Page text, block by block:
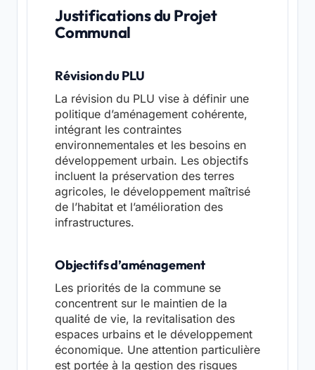
Justifications du Projet
Communal
Révision du PLU
La révision du PLU vise à définir une
politique d’aménagement cohérente,
intégrant les contraintes
environnementales et les besoins en
développement urbain. Les objectifs
incluent la préservation des terres
agricoles, le développement maîtrisé
de l’habitat et l’amélioration des
infrastructures.
Objectifs d’aménagement
Les priorités de la commune se
concentrent sur le maintien de la
qualité de vie, la revitalisation des
espaces urbains et le développement
économique. Une attention particulière
est portée à la gestion des risques